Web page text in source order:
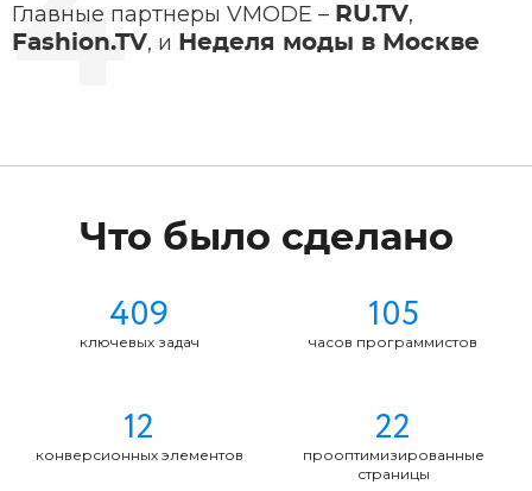
Главные партнеры VMODE – RU.TV,
Fashion.TV, и Неделя моды в Москве
Что было сделано
409
ключевых задач
12
конверсионных элементов
105
часов программистов
22
прооптимизированные
страницы